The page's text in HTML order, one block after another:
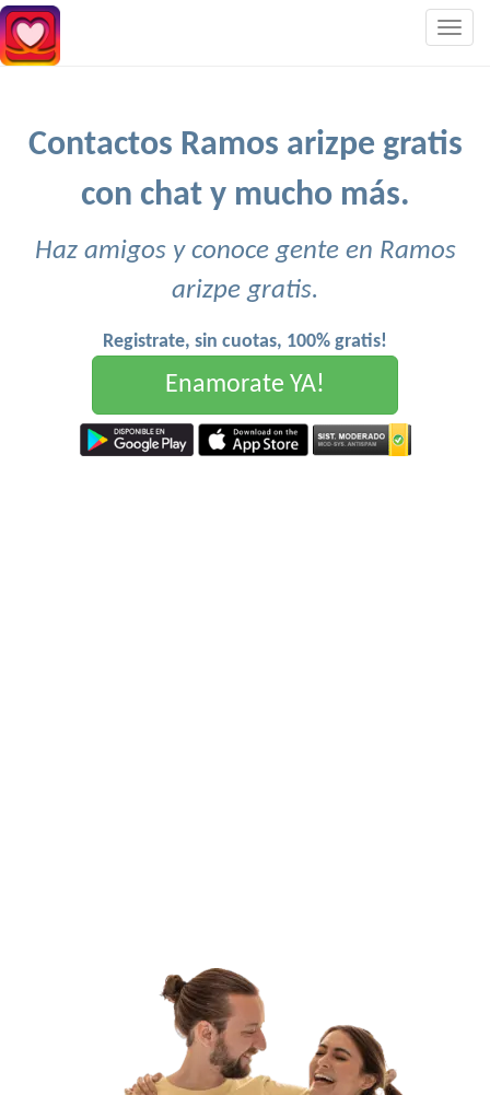
Contactos Ramos arizpe gratis
con chat y mucho más.
Haz amigos y conoce gente en Ramos
arizpe gratis.
Registrate, sin cuotas, 100% gratis!
Enamorate YA!